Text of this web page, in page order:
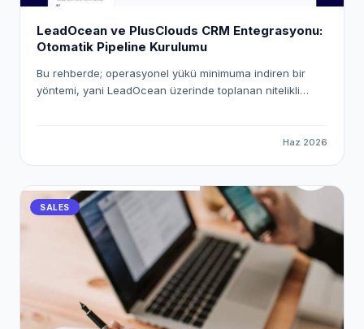
LeadOcean ve PlusClouds CRM Entegrasyonu:
Otomatik Pipeline Kurulumu
Bu rehberde; operasyonel yükü minimuma indiren bir
yöntemi, yani LeadOcean üzerinde toplanan nitelikli
mekanizmasını kullanarak uçtan uca dijital bir köprüHaz 2026
SALES